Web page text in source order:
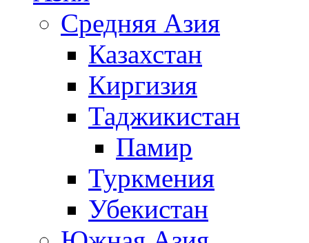
Средняя Азия
Казахстан
Киргизия
Таджикистан
Памир
Туркмения
Убекистан